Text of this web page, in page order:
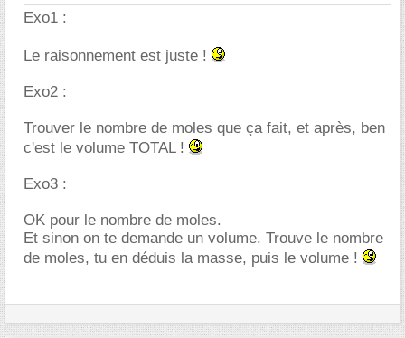
Exo1 :
Le raisonnement est juste !
Exo2 :
Trouver le nombre de moles que ça fait, et après, ben
c'est le volume TOTAL !
Exo3 :
OK pour le nombre de moles.
Et sinon on te demande un volume. Trouve le nombre
de moles, tu en déduis la masse, puis le volume !